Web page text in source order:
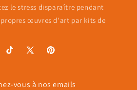
le stress disparaître pendant
propres œuvres d'art par kits de
TikTok
X
Pinterest
vous à nos emails